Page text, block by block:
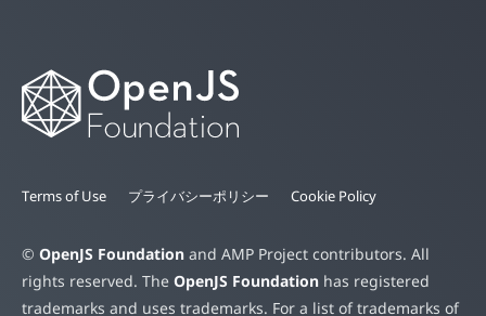
Terms of Use プライバシーポリシー Cookie Policy
© OpenJS Foundation and AMP Project contributors. All
rights reserved. The OpenJS Foundation has registered
trademarks and uses trademarks. For a list of trademarks of